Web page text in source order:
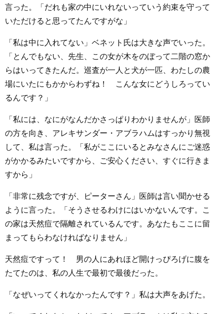
言った。「だれも家の中にいれないっていう約束を守って
いただけると思ってたんですがな」
「私は中に入れてない」ベネット氏は大きな声でいった。
「とんでもない、先生、この女が木をのぼって二階の窓か
らはいってきたんだ。巡査が一人と犬が一匹、わたしの農
場にいたにもかからわずね！ こんな女にどうしろってい
るんです？」
「私には、なにがなんだかさっぱりわかりませんが」医師
の方を向き、アレキサンダー・アブラハムはすっかり無視
して、私は言った。「私がここにいるとみなさんにご迷惑
がかかるみたいですから、ご安心ください、すぐに行きま
すから」
「非常に残念ですが、ピーターさん」医師は言い聞かせる
ように言った。「そうさせるわけにはいかないんです。こ
の家は天然痘で隔離されているんです。あなたもここに留
まってもらわなければなりません」
天然痘ですって！ 男の人にあれほど開けっぴろげに腹を
たてたのは、私の人生で最初で最後だった。
「なぜいってくれなかったんです？」私は大声をあげた。